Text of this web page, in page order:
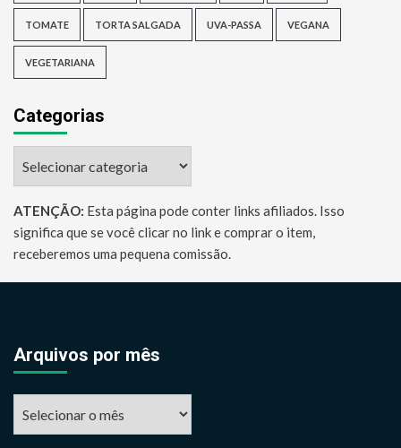
TOMATE TORTA SALGADA UVA-PASSA VEGANA
VEGETARIANA
Categorias
ATENÇÃO: Esta página pode conter links afiliados. Isso
significa que se você clicar no link e comprar o item,
receberemos uma pequena comissão.
Arquivos por mês